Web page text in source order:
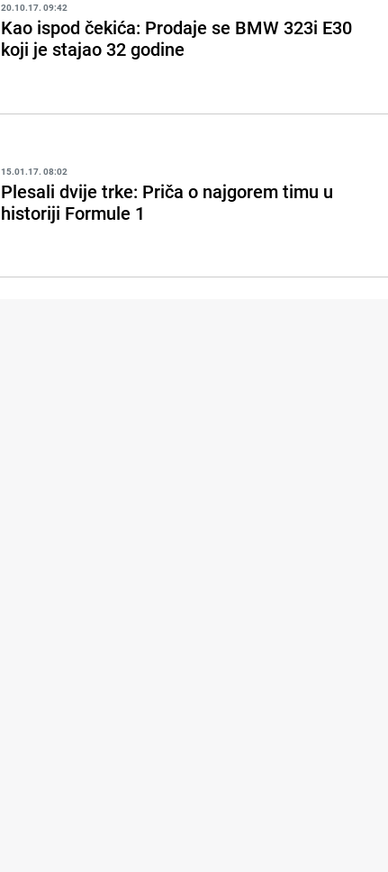
20.10.17. 09:42
Kao ispod čekića: Prodaje se BMW 323i E30
koji je stajao 32 godine
15.01.17. 08:02
Plesali dvije trke: Priča o najgorem timu u
historiji Formule 1